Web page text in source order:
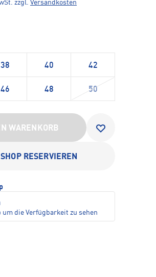
zzgl. Versandkosten
38 40 42
46 48 50
WARENKORB
SHOP RESERVIEREN
um die Verfügbarkeit zu sehen